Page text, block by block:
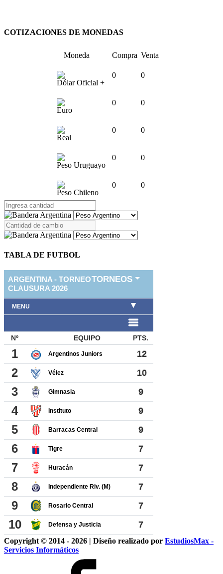
COTIZACIONES DE MONEDAS
Moneda Compra Venta
Dólar Oficial +
0 0
Euro
0 0
Real
0 0
Peso Uruguayo
0 0
Peso Chileno
0 0
TABLA DE FUTBOL
Copyright © 2014 - 2026 | Diseño realizado por EstudiosMax -
Servicios Informáticos